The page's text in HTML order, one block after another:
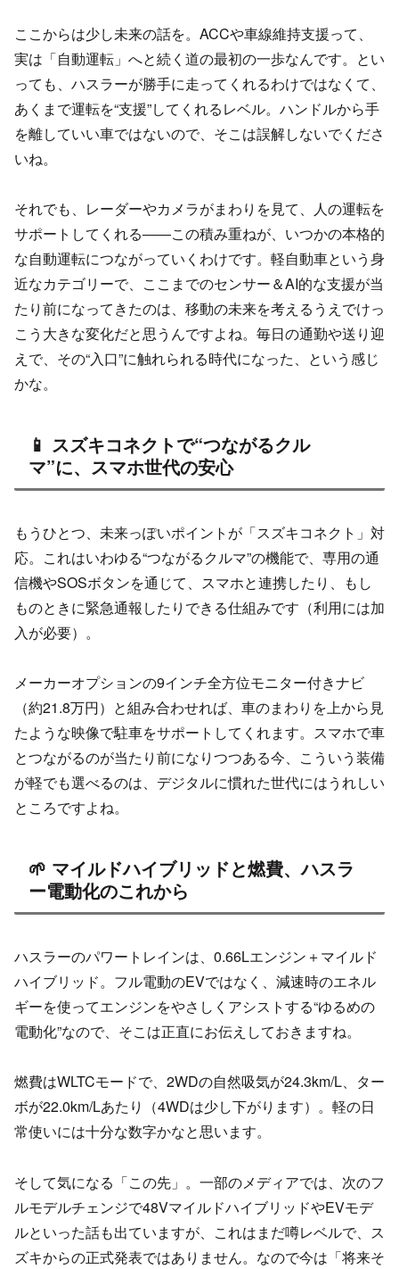
ここからは少し未来の話を。ACCや車線維持支援って、
実は「自動運転」へと続く道の最初の一歩なんです。とい
っても、ハスラーが勝手に走ってくれるわけではなくて、
あくまで運転を“支援”してくれるレベル。ハンドルから手
を離していい車ではないので、そこは誤解しないでくださ
いね。
それでも、レーダーやカメラがまわりを見て、人の運転を
サポートしてくれる――この積み重ねが、いつかの本格的
な自動運転につながっていくわけです。軽自動車という身
近なカテゴリーで、ここまでのセンサー＆AI的な支援が当
たり前になってきたのは、移動の未来を考えるうえでけっ
こう大きな変化だと思うんですよね。毎日の通勤や送り迎
えで、その“入口”に触れられる時代になった、という感じ
かな。
📱 スズキコネクトで“つながるクル
マ”に、スマホ世代の安心
もうひとつ、未来っぽいポイントが「スズキコネクト」対
応。これはいわゆる“つながるクルマ”の機能で、専用の通
信機やSOSボタンを通じて、スマホと連携したり、もし
ものときに緊急通報したりできる仕組みです（利用には加
入が必要）。
メーカーオプションの9インチ全方位モニター付きナビ
（約21.8万円）と組み合わせれば、車のまわりを上から見
たような映像で駐車をサポートしてくれます。スマホで車
とつながるのが当たり前になりつつある今、こういう装備
が軽でも選べるのは、デジタルに慣れた世代にはうれしい
ところですよね。
🌱 マイルドハイブリッドと燃費、ハスラ
ー電動化のこれから
ハスラーのパワートレインは、0.66Lエンジン＋マイルド
ハイブリッド。フル電動のEVではなく、減速時のエネル
ギーを使ってエンジンをやさしくアシストする“ゆるめの
電動化”なので、そこは正直にお伝えしておきますね。
燃費はWLTCモードで、2WDの自然吸気が24.3km/L、ター
ボが22.0km/Lあたり（4WDは少し下がります）。軽の日
常使いには十分な数字かなと思います。
そして気になる「この先」。一部のメディアでは、次のフ
ルモデルチェンジで48VマイルドハイブリッドやEVモデ
ルといった話も出ていますが、これはまだ噂レベルで、ス
ズキからの正式発表ではありません。なので今は「将来そ